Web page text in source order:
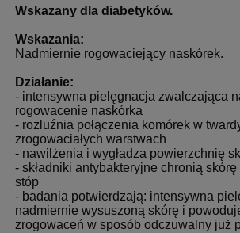
Wskazany dla diabetyków.
Wskazania:
Nadmiernie rogowaciejący naskórek.
Działanie:
- intensywna pielęgnacja zwalczająca
rogowacenie naskórka
- rozluźnia połączenia komórek w
zrogowaciałych warstwach
- nawilżenia i wygładza powierzchnię
- składniki antybakteryjne chronią
stóp
- badania potwierdzają: intensywna
nadmiernie wysuszoną skórę i
zrogowaceń w sposób odczuwalny już